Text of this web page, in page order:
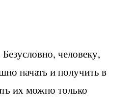
человеку,
начать и получить в
их можно только